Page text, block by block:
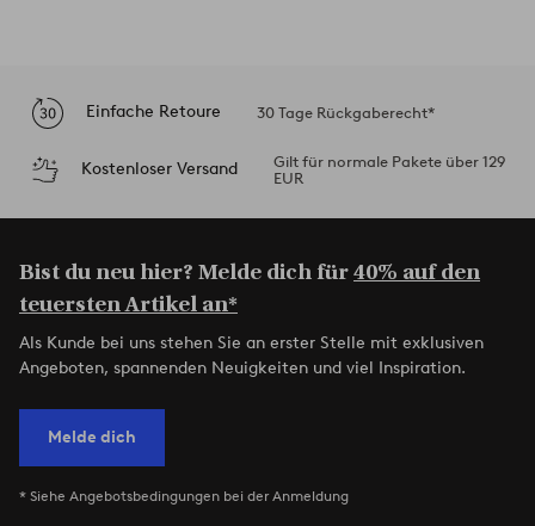
Einfache Retoure 30 Tage Rückgaberecht*
Kostenloser Versand
Gilt für normale Pakete über 129
EUR
Bist du neu hier? Melde dich für40% auf den
teuersten Artikel an*
Als Kunde bei uns stehen Sie an erster Stelle mit exklusiven
Angeboten, spannenden Neuigkeiten und viel Inspiration.
Melde dich
* Siehe Angebotsbedingungen bei der Anmeldung